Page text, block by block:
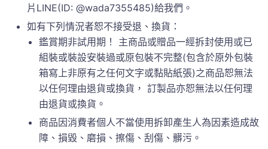
片LINE(ID: @wada7355485)給我們。
如有下列情況者恕不接受退、換貨：
鑑賞期非試用期！ 主商品或贈品一經拆封使用或已
組裝或裝設安裝過或原包裝不完整(包含於原外包裝
箱寫上非原有之任何文字或黏貼紙張)之商品恕無法
以任何理由退貨或換貨， 訂製品亦恕無法以任何理
由退貨或換貨。
商品因消費者個人不當使用拆卸產生人為因素造成故
障、損毀、磨損、擦傷、刮傷、髒污。